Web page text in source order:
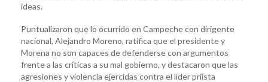
ideas.
Puntualizaron que lo ocurrido en Campeche con dirigente
nacional, Alejandro Moreno, ratifica que el presidente y
Morena no son capaces de defenderse con argumentos
frente a las críticas a su mal gobierno, y destacaron que las
agresiones y violencia ejercidas contra el líder priista